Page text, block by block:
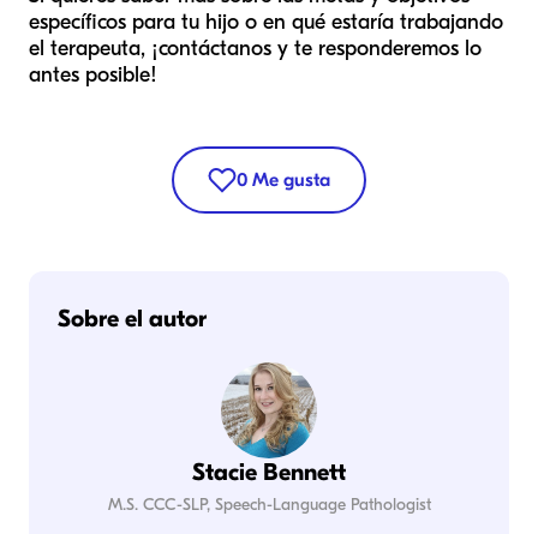
específicos para tu hijo o en qué estaría trabajando
el terapeuta, ¡contáctanos y te responderemos lo
antes posible!
0 Me gusta
Sobre el autor
Stacie Bennett
M.S. CCC-SLP, Speech-Language Pathologist